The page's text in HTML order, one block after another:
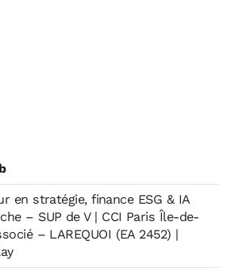
en stratégie, finance ESG & IA
– SUP de V | CCI Paris Île-de-
– LAREQUOI (EA 2452) |